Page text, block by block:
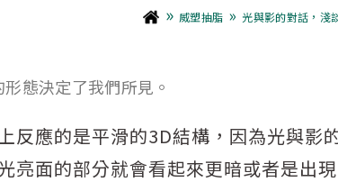
» 威塑抽脂 » 光與影的對話，淺
態決定了我們所見。
反應的是平滑的3D結構，因為光與影
亮面的部分就會看起來更暗或者是出